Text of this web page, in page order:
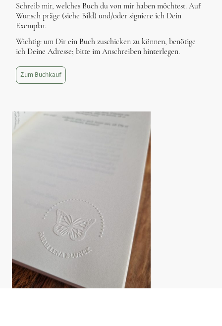
Schreib mir, welches Buch du von mir haben möchtest. Auf
Wunsch präge (siehe Bild) und/oder signiere ich Dein
Exemplar.
Wichtig: um Dir ein Buch zuschicken zu können, benötige
ich Deine Adresse; bitte im Anschreiben hinterlegen.
Zum Buchkauf